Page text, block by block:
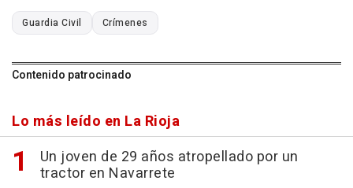
Guardia Civil Crímenes
Contenido patrocinado
Lo más leído en La Rioja
Un joven de 29 años atropellado por un
tractor en Navarrete